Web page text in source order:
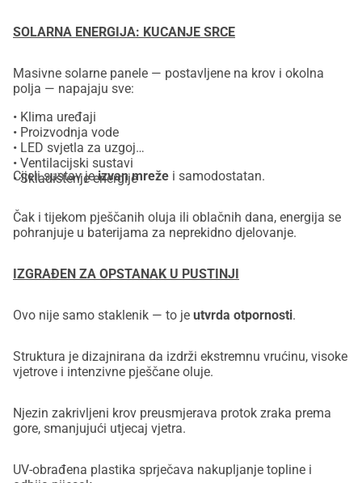
SOLARNA ENERGIJA: KUCANJE SRCE
Masivne solarne panele — postavljene na krov i okolna
polja — napajaju sve:
• Klima uređaji
• Proizvodnja vode
• LED svjetla za uzgoj
• Ventilacijski sustavi
• Skladištenje energije
Cijeli sustav jeizvan mreže i samodostatan.
Čak i tijekom pješčanih oluja ili oblačnih dana, energija se
pohranjuje u baterijama za neprekidno djelovanje.
IZGRAĐEN ZA OPSTANAK U PUSTINJI
Ovo nije samo staklenik — to je utvrda otpornosti.
Struktura je dizajnirana da izdrži ekstremnu vrućinu, visoke
vjetrove i intenzivne pješčane oluje.
Njezin zakrivljeni krov preusmjerava protok zraka prema
gore, smanjujući utjecaj vjetra.
UV-obrađena plastika sprječava nakupljanje topline i